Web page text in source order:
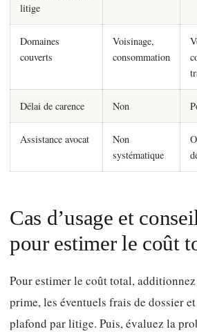
litige
Domaines
couverts
Voisinage,
consommation
Délai de carence Non
Assistance avocat
Non
systématique
Cas d’usage et
pour estimer le coût
Pour estimer le coût total,
prime, les éventuels frais de dossier
plafond par litige. Puis, évaluez la